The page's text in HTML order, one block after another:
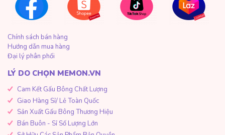
Chính sách bán hàng
Hướng dẫn mua hàng
Đại lý phân phối
LÝ DO CHỌN MEMON.VN
Cam Kết Gấu Bông Chất Lượng
Giao Hàng Sỉ/ Lẻ Toàn Quốc
Sản Xuất Gấu Bông Thương Hiệu
Bán Buôn - Sỉ Số Lượng Lớn